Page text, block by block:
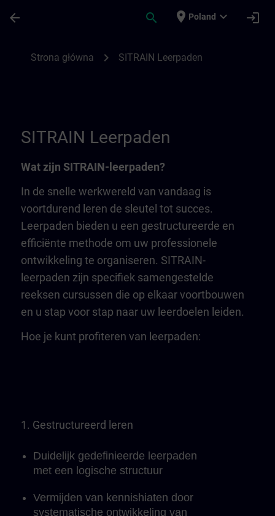
arrow_back search place Poland expand_more login
Strona główna chevron_right SITRAIN Leerpaden
SITRAIN Leerpaden
Wat zijn SITRAIN-leerpaden?
In de snelle werkwereld van vandaag is
voortdurend leren de sleutel tot succes.
Leerpaden bieden u een gestructureerde en
efficiënte methode om uw professionele
ontwikkeling te organiseren. SITRAIN-
leerpaden zijn specifiek samengestelde
reeksen cursussen die op elkaar voortbouwen
en u stap voor stap naar uw leerdoelen leiden.
Hoe je kunt profiteren van leerpaden:
1. Gestructureerd leren
Duidelijk gedefinieerde leerpaden
met een logische structuur
Vermijden van kennishiaten door
systematische ontwikkeling van